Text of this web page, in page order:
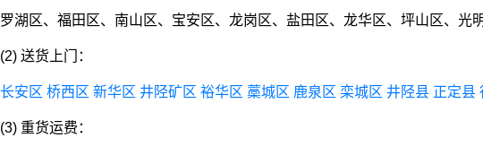
罗湖区、福田区、南山区、宝安区、龙岗区、盐田区、龙华区、坪山区、光明
(2) 送货上门：
长安区 桥西区 新华区 井陉矿区 裕华区 藁城区 鹿泉区 栾城区 井陉县 正定县
(3) 重货运费：